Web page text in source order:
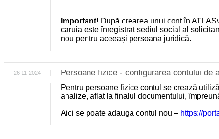
Important! După crearea unui cont în
caruia este înregistrat sediul social al
nou pentru aceeași persoana juridică.
26-11-2024 Persoane fizice - configurarea contului de
Pentru persoane fizice contul se crează
analize, aflat la finalul documentului,
Aici se poate adauga contul nou – https://